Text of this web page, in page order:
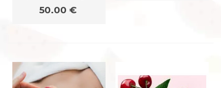
50.00 €